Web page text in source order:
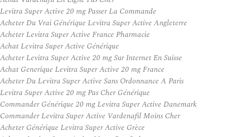
Levitra Super Active 20 mg Passer La Commande
Acheter Du Vrai Générique Levitra Super Active Angleterre
Acheter Levitra Super Active France Pharmacie
Achat Levitra Super Active Générique
Acheter Levitra Super Active 20 mg Sur Internet En Suisse
Achat Generique Levitra Super Active 20 mg France
Acheter Du Levitra Super Active Sans Ordonnance A Paris
Levitra Super Active 20 mg Pas Cher Générique
Commander Générique 20 mg Levitra Super Active Danemark
Commander Levitra Super Active Vardenafil Moins Cher
Acheter Générique Levitra Super Active Grèce